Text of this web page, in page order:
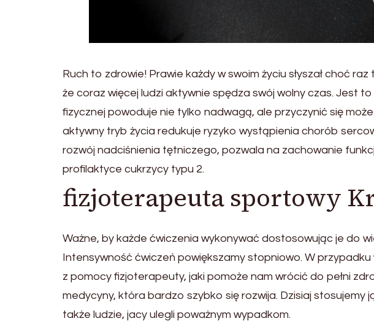
Ruch to zdrowie! Prawie każdy w swoim życiu słyszał choć
że coraz więcej ludzi aktywnie spędza swój wolny czas. Jest
fizycznej powoduje nie tylko nadwagą, ale przyczynić się
aktywny tryb życia redukuje ryzyko wystąpienia chorób
rozwój nadciśnienia tętniczego, pozwala na zachowanie
profilaktyce cukrzycy typu 2.
fizjoterapeuta sportowy
Ważne, by każde ćwiczenia wykonywać dostosowując je do
Intensywność ćwiczeń powiększamy stopniowo. W
z pomocy fizjoterapeuty, jaki pomoże nam wrócić do pełni
medycyny, która bardzo szybko się rozwija. Dzisiaj stosujemy
także ludzie, jacy ulegli poważnym wypadkom.